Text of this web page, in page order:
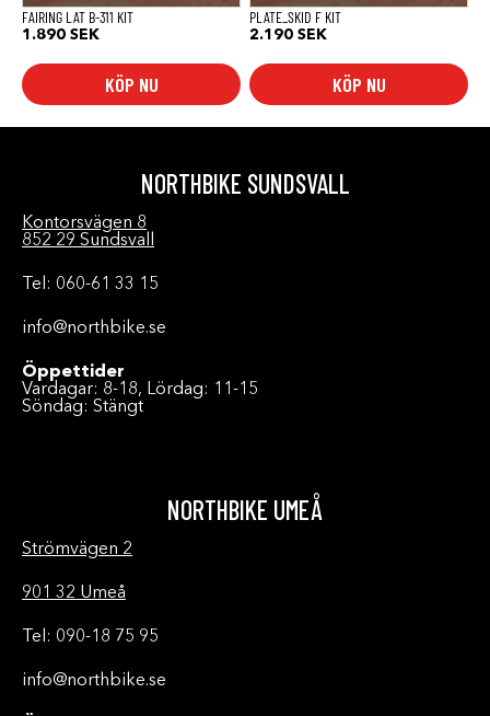
FAIRING LAT B-311 KIT
1.890 SEK
KÖP NU
PLATE_SKID F KIT
2.190 SEK
KÖP NU
NORTHBIKE SUNDSVALL
Kontorsvägen 8
852 29 Sundsvall
Tel: 060-61 33 15
info@northbike.se
Öppettider
Vardagar: 8-18, Lördag: 11-15
Söndag: Stängt
NORTHBIKE UMEÅ
Strömvägen 2
901 32 Umeå
Tel: 090-18 75 95
info@northbike.se